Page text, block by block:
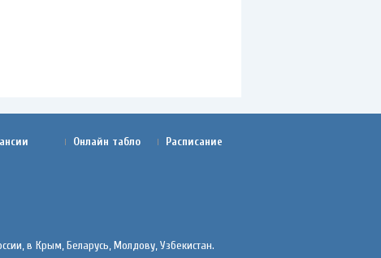
Онлайн табло Расписание
в Крым, Беларусь, Молдову, Узбекистан.